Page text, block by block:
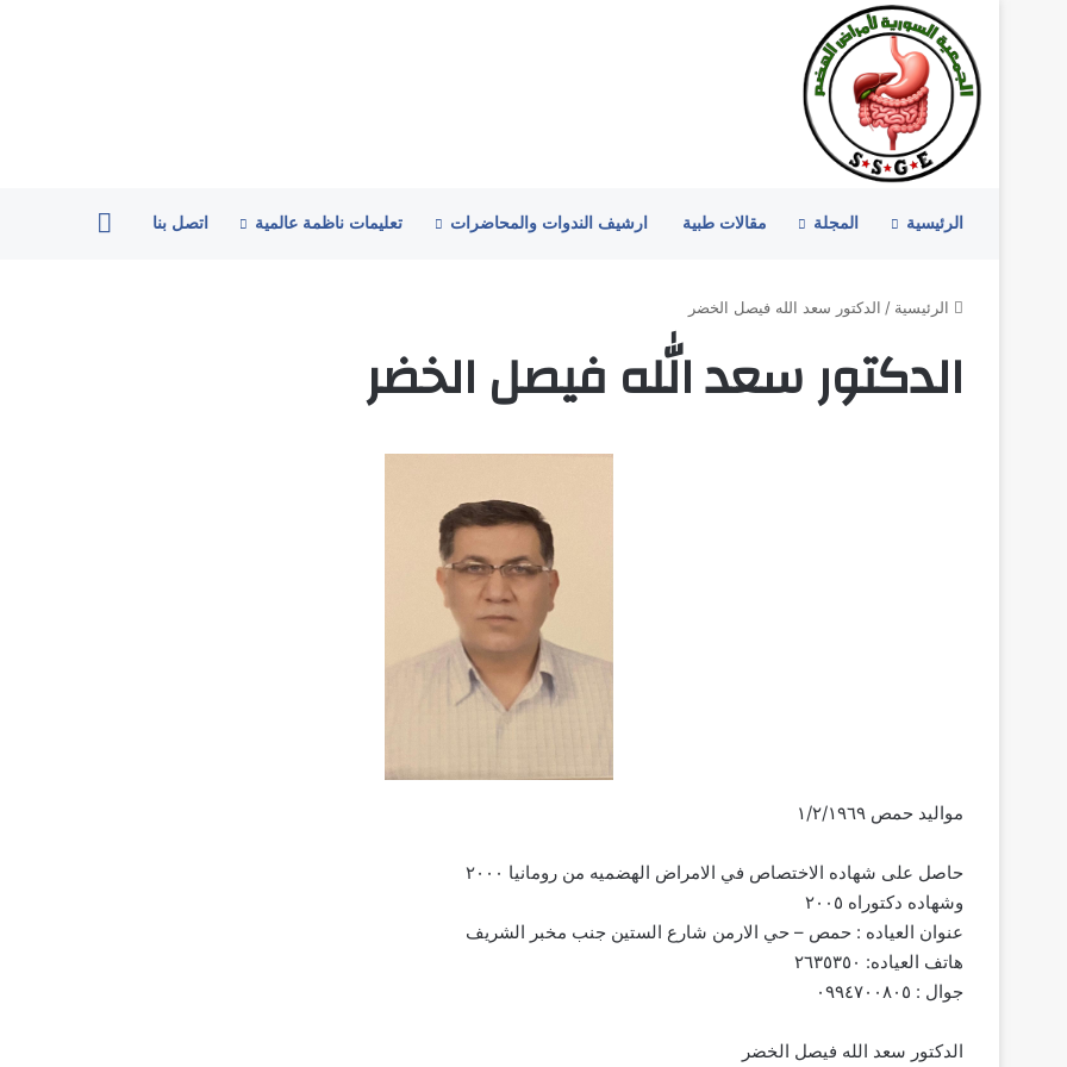
الرئيسية المجلة مقالات طبية ارشيف الندوات والمحاضرات تعليمات ناظمة عالمية اتصل بنا
الرئيسية / الدكتور سعد الله فيصل الخضر
الدكتور سعد الله فيصل الخضر
مواليد حمص ١/٢/١٩٦٩
حاصل على شهاده الاختصاص في الامراض الهضميه من رومانيا ٢٠٠٠
وشهاده دكتوراه ٢٠٠٥
عنوان العياده : حمص – حي الارمن شارع الستين جنب مخبر الشريف
هاتف العياده: ٢٦٣٥٣٥٠
جوال : ٠٩٩٤٧٠٠٨٠٥
الدكتور سعد الله فيصل الخضر